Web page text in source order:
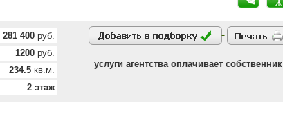
281 400руб.
1200руб.
234.5кв.м.
2 этаж
услуги агентства оплачивает собственник